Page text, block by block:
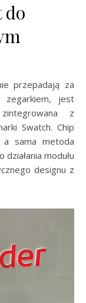
do
przepadają za
zegarkiem, jest
z
Swatch. Chip
sama metoda
modułu
designu z